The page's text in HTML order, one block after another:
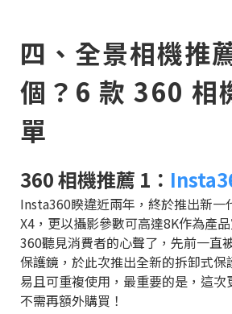
四、全景相機推
個？6 款 360 相
單
360 相機推薦 1：
Insta360睽違近兩年，終於推出新一
X4，更以攝影參數可高達8K作為產
360聽見消費者的心聲了，先前一直
保護鏡，於此次推出全新的拆卸式保
易且可重複使用，最重要的是，這次
不需再額外購買！